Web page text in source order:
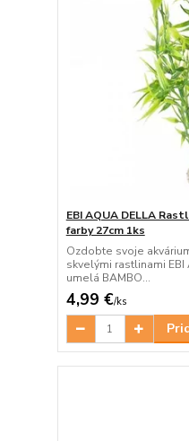
EBI AQUA DELLA
farby 27cm 1ks
Ozdobte svoje
skvelými rastlinami EBI
umelá BAMBO...
4,99 €/ks